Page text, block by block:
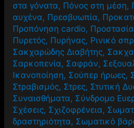
στα γόνατα, Πόνος στη μέση,
αυχένα, Πρεσβυωπία,
Προπόνηση cardio, Προστασία
Πυρετός, Πυρήνας, Ρινικό
Σακχαρώδης Διαβήτης,
Σαρκοπενία, Σαφράν,
Ικανοποίηση, Σούπερ ήρωες,
Στραβισμός, Στρες, Στυτική
Συναισθήματα, Σύνδρομο
Σχέσεις, Σχιζοφρένεια,
δραστηριότητα, Σωματικό